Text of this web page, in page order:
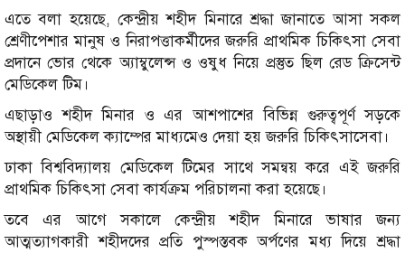
এতে বলা হয়েছে, কেন্দ্রীয় শহীদ মিনারে শ্রদ্ধা জানাতে আসা সকল
শ্রেণীপেশার মানুষ ও নিরাপত্তাকর্মীদের জরুরি প্রাথমিক চিকিৎসা সেবা
প্রদানে ভোর থেকে অ্যাম্বুলেন্স ও ওষুধ নিয়ে প্রস্তুত ছিল রেড ক্রিসেন্ট
মেডিকেল টিম।
এছাড়াও শহীদ মিনার ও এর আশপাশের বিভিন্ন গুরুত্বপূর্ণ সড়কে
অস্থায়ী মেডিকেল ক্যাম্পের মাধ্যমেও দেয়া হয় জরুরি চিকিৎসাসেবা।
ঢাকা বিশ্ববিদ্যালয় মেডিকেল টিমের সাথে সমন্বয় করে এই জরুরি
প্রাথমিক চিকিৎসা সেবা কার্যক্রম পরিচালনা করা হয়েছে।
তবে এর আগে সকালে কেন্দ্রীয় শহীদ মিনারে ভাষার জন্য
আত্মত্যাগকারী শহীদদের প্রতি পুস্পস্তবক অর্পণের মধ্য দিয়ে শ্রদ্ধা